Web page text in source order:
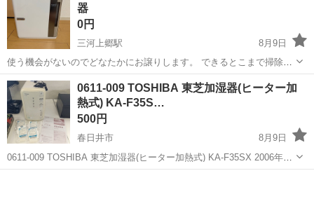
器
0円
三河上郷駅
8月9日
使う機会がないのでどなたかにお譲りします。 できるとこまで掃除は
しますがお写真にある青いやつはどうやったら綺麗になるのかわから
ないので汚いのはご了承下さい。 もしかしたらカビかも？なので、気
にならない方にお譲りします。 小...
愛知 豊田市 季節、空調家電 ハイブリット
0611-009 TOSHIBA 東芝加湿器(ヒーター加
熱式) KA-F35S…
500円
春日井市
8月9日
0611-009 TOSHIBA 東芝加湿器(ヒーター加熱式) KA-F35SX 2006年製
【状態】 ・使用に伴う多少のスレ、キズ、落としきれない汚れなどご